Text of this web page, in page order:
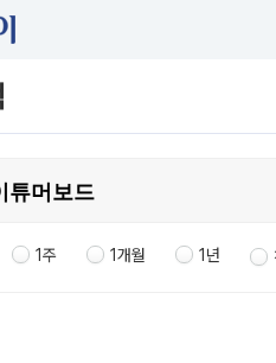
1주 1개월 1년